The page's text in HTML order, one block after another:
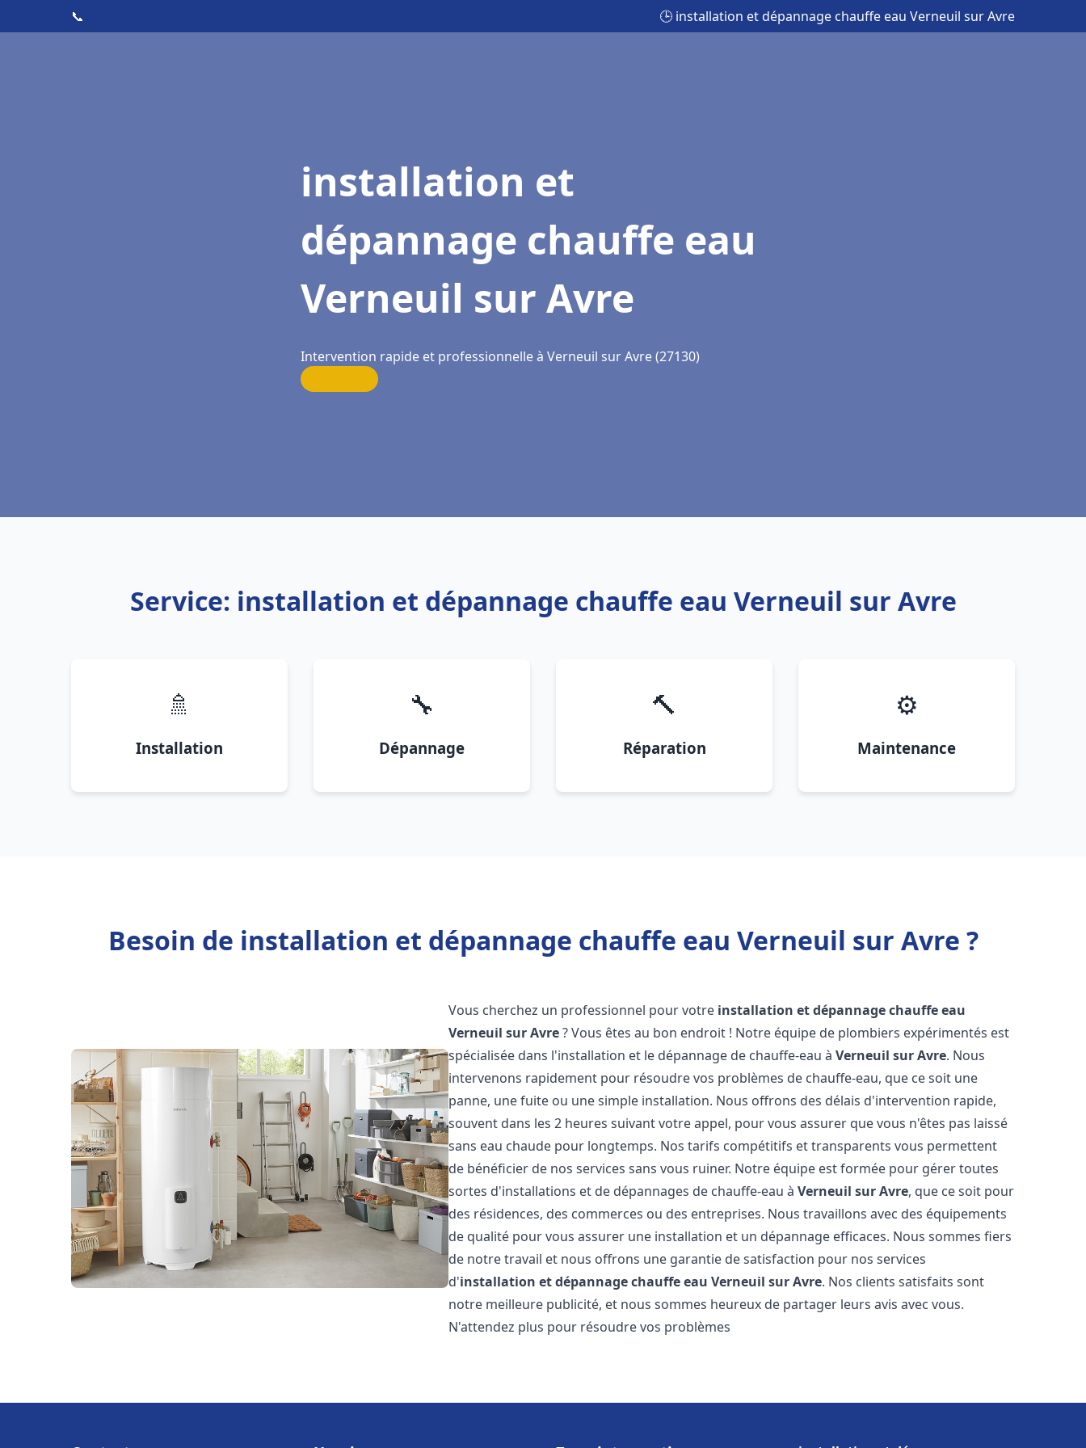
📞 🕒 installation et dépannage chauffe eau Verneuil sur Avre
installation et
dépannage chauffe eau
Verneuil sur Avre
Intervention rapide et professionnelle à Verneuil sur Avre (27130)
Service: installation et dépannage chauffe eau Verneuil sur Avre
🚿
Installation
🔧
Dépannage
🔨
Réparation
⚙️
Maintenance
Besoin de installation et dépannage chauffe eau Verneuil sur Avre ?
Vous cherchez un professionnel pour votre installation et dépannage chauffe eau
Verneuil sur Avre? Vous êtes au bon endroit ! Notre équipe de plombiers expérimentés est
spécialisée dans l'installation et le dépannage de chauffe-eau àVerneuil sur Avre. Nous
intervenons rapidement pour résoudre vos problèmes de chauffe-eau, que ce soit une
panne, une fuite ou une simple installation. Nous offrons des délais d'intervention rapide,
souvent dans les 2 heures suivant votre appel, pour vous assurer que vous n'êtes pas laissé
sans eau chaude pour longtemps. Nos tarifs compétitifs et transparents vous permettent
de bénéficier de nos services sans vous ruiner. Notre équipe est formée pour gérer toutes
sortes d'installations et de dépannages de chauffe-eau àVerneuil sur Avre, que ce soit pour
des résidences, des commerces ou des entreprises. Nous travaillons avec des équipements
de qualité pour vous assurer une installation et un dépannage efficaces. Nous sommes fiers
de notre travail et nous offrons une garantie de satisfaction pour nos services
d'installation et dépannage chauffe eau Verneuil sur Avre. Nos clients satisfaits sont
notre meilleure publicité, et nous sommes heureux de partager leurs avis avec vous.
N'attendez plus pour résoudre vos problèmes